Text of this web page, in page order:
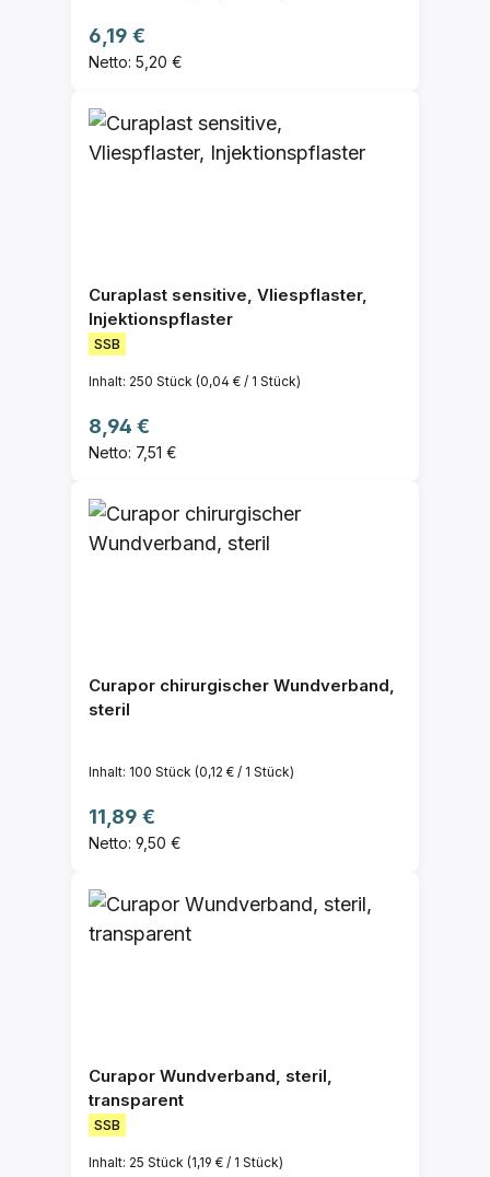
Regulärer Preis:
6,19 €
Netto: 5,20 €
Curaplast sensitive, Vliespflaster,
Injektionspflaster
SSB
Inhalt: 250 Stück (0,04 € / 1 Stück)
Regulärer Preis:
8,94 €
Netto: 7,51 €
Curapor chirurgischer Wundverband,
steril
Inhalt: 100 Stück (0,12 € / 1 Stück)
Regulärer Preis:
11,89 €
Netto: 9,50 €
Curapor Wundverband, steril,
transparent
SSB
Inhalt: 25 Stück (1,19 € / 1 Stück)